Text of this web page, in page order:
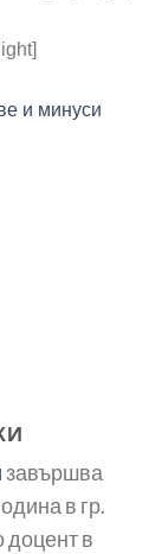
и минуси
завършва
в гр.
доцент в